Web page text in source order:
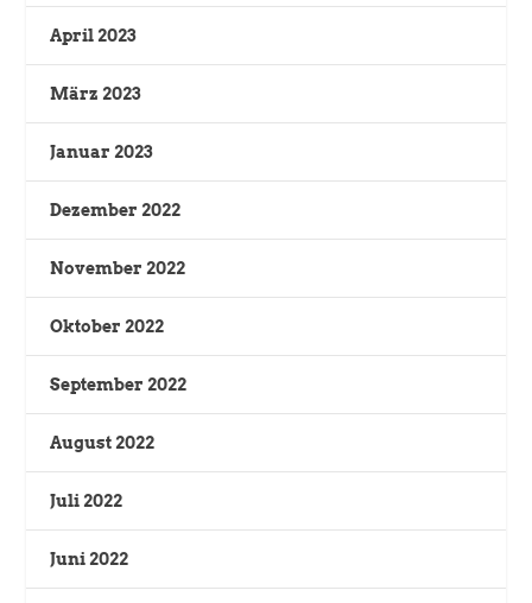
April 2023
März 2023
Januar 2023
Dezember 2022
November 2022
Oktober 2022
September 2022
August 2022
Juli 2022
Juni 2022